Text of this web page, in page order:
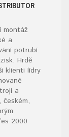
montáž
a
potrubí.
Hrdě
klienti lídry
a
českém,
2000